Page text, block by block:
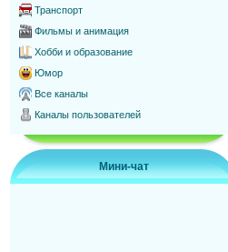
Транспорт
Фильмы и анимация
Хобби и образование
Юмор
Все каналы
Каналы пользователей
Мини-чат